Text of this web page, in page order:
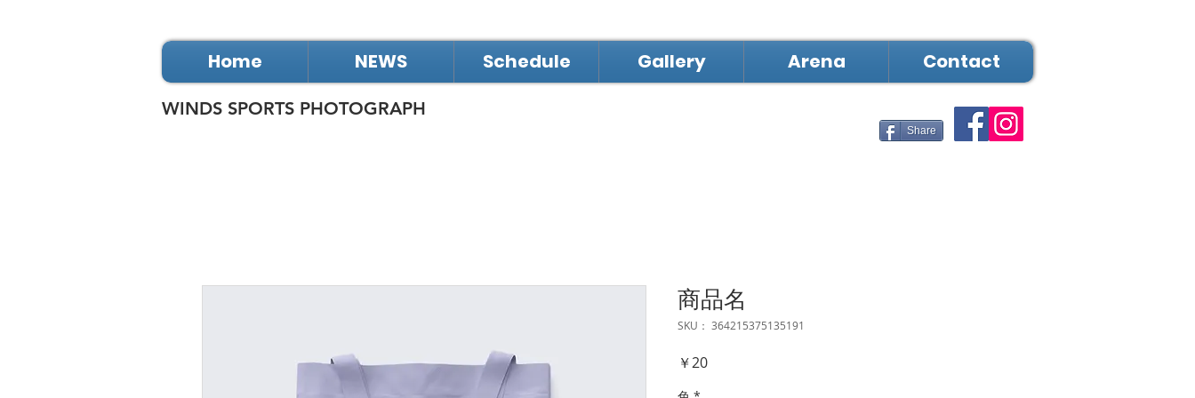
Home NEWS Schedule Gallery Arena Contact
WINDS SPORTS PHOTOGRAPH
Share
商品名
SKU： 364215375135191
￥20価